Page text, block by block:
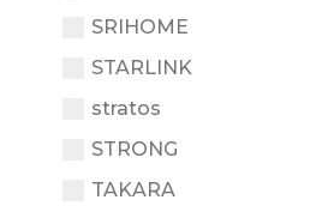
SRIHOME
STARLINK
stratos
STRONG
TAKARA